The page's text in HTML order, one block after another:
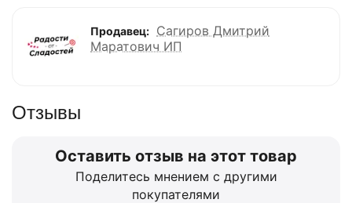
Продавец: Сагиров Дмитрий
Маратович ИП
Отзывы
Оставить отзыв на этот товар
Поделитесь мнением с другими
покупателями